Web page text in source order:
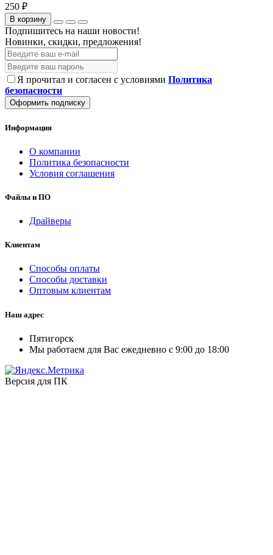
250 ₽
В корзину
Подпишитесь на наши новости!
Новинки, скидки, предложения!
Я прочитал и согласен с условиями Политика
безопасности
Оформить подписку
Информация
О компании
Политика безопасности
Условия соглашения
Файлы и ПО
Драйверы
Клиентам
Способы оплаты
Способы доставки
Оптовым клиентам
Наш адрес
Пятигорск
Мы работаем для Вас ежедневно с 9:00 до 18:00
Версия для ПК